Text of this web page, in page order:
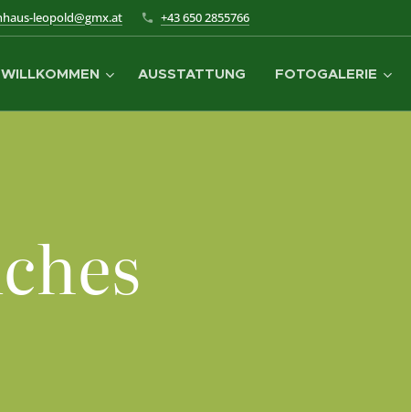
leopold@gmx.at +43 650 2855766
WILLKOMMEN AUSSTATTUNG FOTOGALERIE